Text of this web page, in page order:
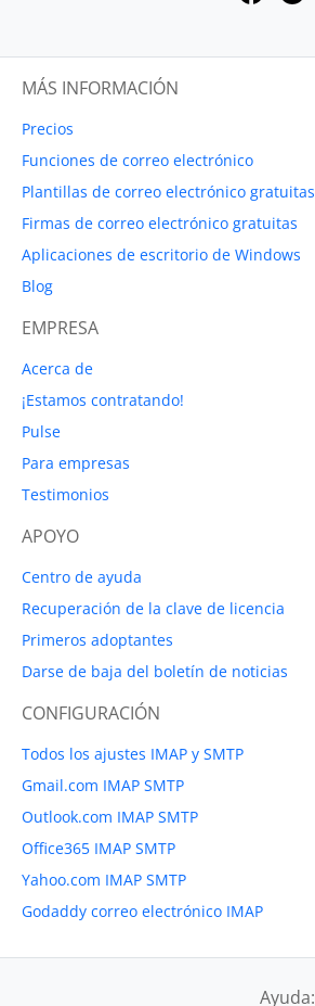
MÁS INFORMACIÓN
Precios
Funciones de correo electrónico
Plantillas de correo electrónico gratuitas
Firmas de correo electrónico gratuitas
Aplicaciones de escritorio de Windows
Blog
EMPRESA
Acerca de
¡Estamos contratando!
Pulse
Para empresas
Testimonios
APOYO
Centro de ayuda
Recuperación de la clave de licencia
Primeros adoptantes
Darse de baja del boletín de noticias
CONFIGURACIÓN
Todos los ajustes IMAP y SMTP
Gmail.com IMAP SMTP
Outlook.com IMAP SMTP
Office365 IMAP SMTP
Yahoo.com IMAP SMTP
Godaddy correo electrónico IMAP
Ayuda: